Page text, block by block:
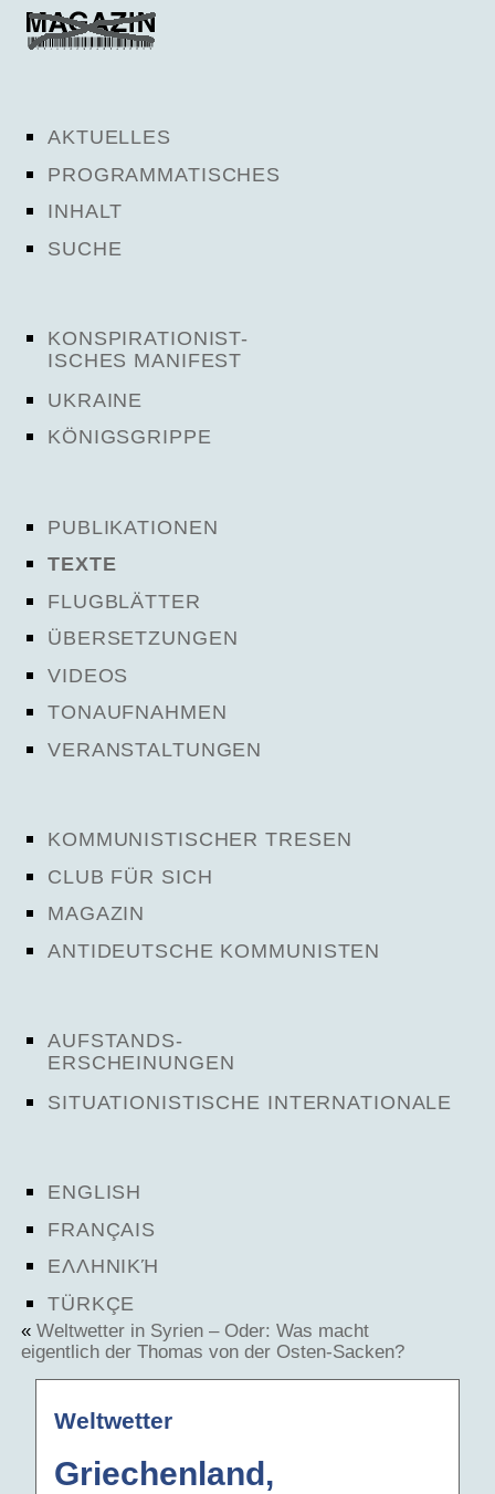
AKTUELLES
PROGRAMMATISCHES
INHALT
SUCHE
KONSPIRATIONIST-
ISCHES MANIFEST
UKRAINE
KÖNIGSGRIPPE
PUBLIKATIONEN
TEXTE
FLUGBLÄTTER
ÜBERSETZUNGEN
VIDEOS
TONAUFNAHMEN
VERANSTALTUNGEN
KOMMUNISTISCHER TRESEN
CLUB FÜR SICH
MAGAZIN
ANTIDEUTSCHE KOMMUNISTEN
AUFSTANDS-
ERSCHEINUNGEN
SITUATIONISTISCHE INTERNATIONALE
ENGLISH
FRANÇAIS
ΕΛΛΗΝΙΚΉ
TÜRKÇE
« Weltwetter in Syrien – Oder: Was macht
eigentlich der Thomas von der Osten-Sacken?
Weltwetter
Griechenland,